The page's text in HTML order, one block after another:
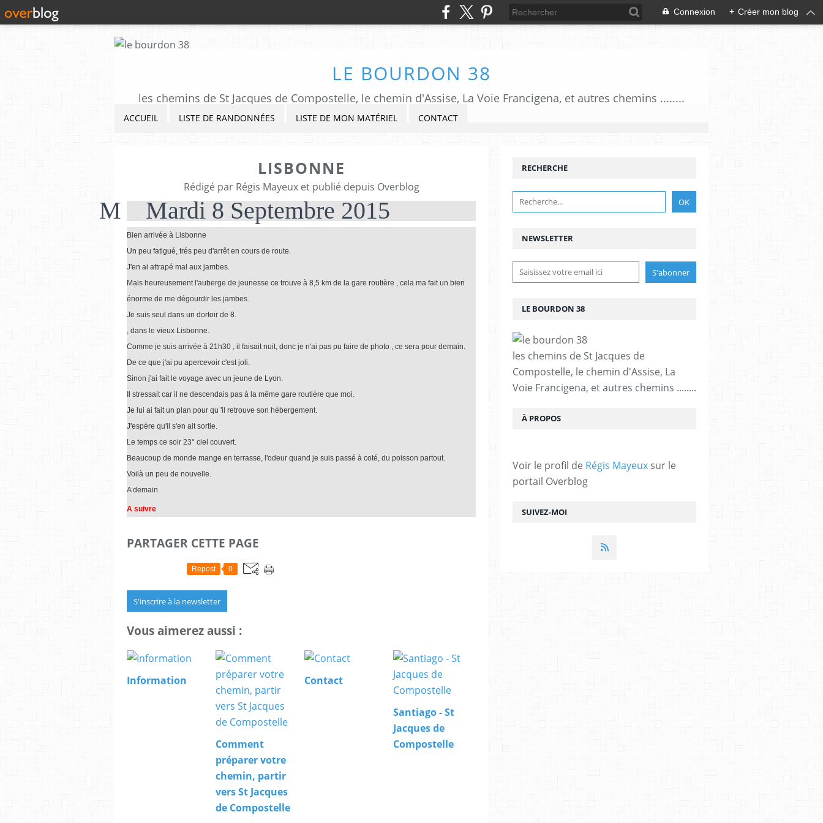
Connexion + Créer mon blog
LE BOURDON 38
les chemins de St Jacques de Compostelle, le chemin d'Assise, La Voie Francigena, et autres chemins ........
ACCUEIL LISTE DE RANDONNÉES LISTE DE MON MATÉRIEL CONTACT
LISBONNE
Rédigé par Régis Mayeux et publié depuis Overblog
M Mardi 8 Septembre 2015
Bien arrivée à Lisbonne
Un peu fatigué, trés peu d'arrêt en cours de route.
J'en ai attrapé mal aux jambes.
Mais heureusement l'auberge de jeunesse ce trouve à 8,5 km de la gare routière , cela ma fait un bien
énorme de me dégourdir les jambes.
Je suis seul dans un dortoir de 8.
, dans le vieux Lisbonne.
Comme je suis arrivée à 21h30 , il faisait nuit, donc je n'ai pas pu faire de photo , ce sera pour demain.
De ce que j'ai pu apercevoir c'est joli.
Sinon j'ai fait le voyage avec un jeune de Lyon.
Il stressait car il ne descendais pas à la même gare routière que moi.
Je lui ai fait un plan pour qu 'il retrouve son hébergement.
J'espère qu'il s'en ait sortie.
Le temps ce soir 23° ciel couvert.
Beaucoup de monde mange en terrasse, l'odeur quand je suis passé à coté, du poisson partout.
Voilà un peu de nouvelle.
A demain
A suivre
PARTAGER CETTE PAGE
Repost 0
S'inscrire à la newsletter
Vous aimerez aussi :
Information
Comment
préparer votre
chemin, partir
vers St Jacques
de Compostelle
Contact
Santiago - St
Jacques de
Compostelle
NEWSLETTER
SUIVEZ-MOI
RECHERCHE
LE BOURDON 38
les chemins de St Jacques de
Compostelle, le chemin d'Assise, La
Voie Francigena, et autres chemins ........
À PROPOS
Voir le profil de Régis Mayeux sur le
portail Overblog